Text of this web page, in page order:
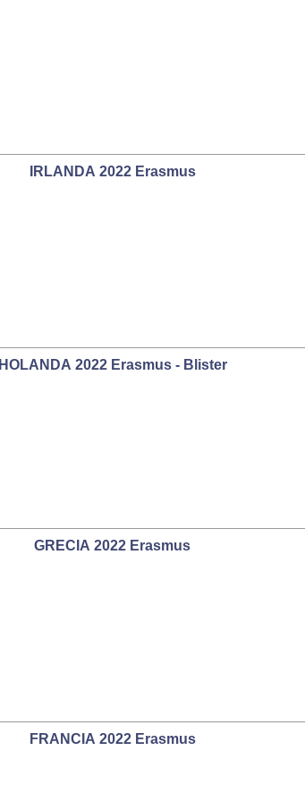
IRLANDA 2022 Erasmus
HOLANDA 2022 Erasmus - Blister
GRECIA 2022 Erasmus
FRANCIA 2022 Erasmus